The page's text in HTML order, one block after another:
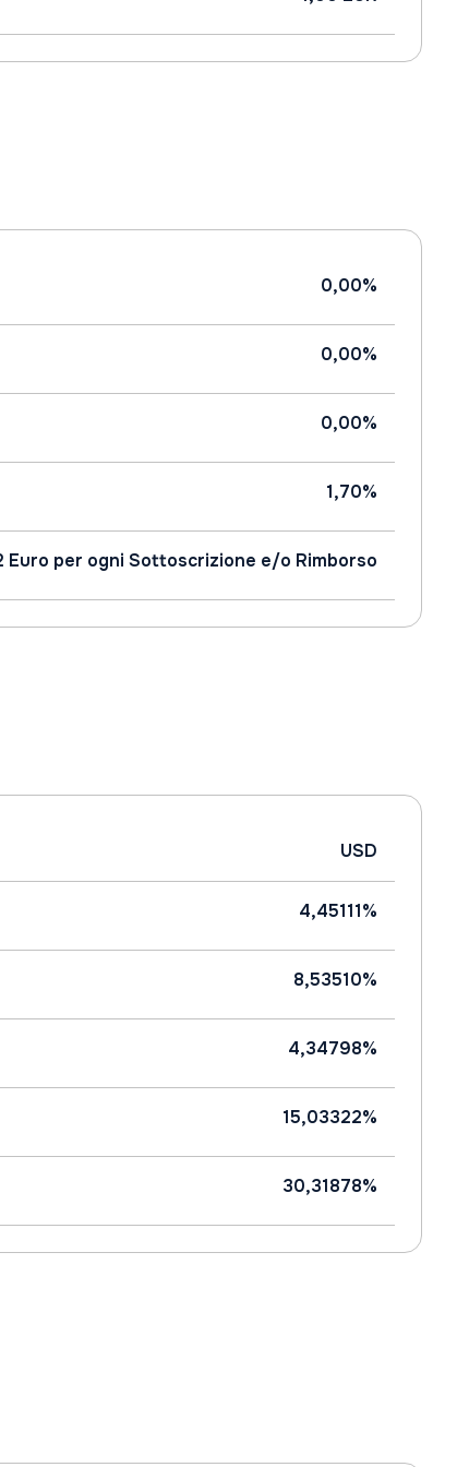
0,00%
0,00%
0,00%
1,70%
Euro per ogni Sottoscrizione e/o Rimborso
USD
4,45111%
8,53510%
4,34798%
15,03322%
30,31878%